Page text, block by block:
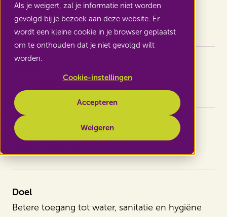
Als je weigert, zal je informatie niet worden
gevolgd bij je bezoek aan deze website. Er
wordt een kleine cookie in je browser geplaatst
om te onthouden dat je niet gevolgd wilt
worden.
Cookie-instellingen
Accepteren
Weigeren
Land
Peru
Partner(s)
Doel
Betere toegang tot water, sanitatie en hygiëne